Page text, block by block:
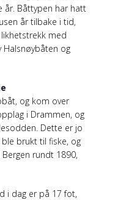
år. Båttypen har hatt
år tilbake i tid,
med
Halsnøybåten og
og kom over
i Drammen, og
Dette er jo
brukt til fiske, og
rundt 1890,
i dag er på 17 fot,